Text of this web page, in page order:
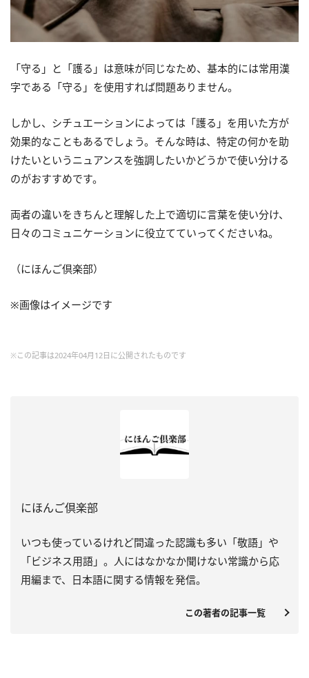
「守る」と「護る」は意味が同じなため、基本的には常用漢
字である「守る」を使用すれば問題ありません。
しかし、シチュエーションによっては「護る」を用いた方が
効果的なこともあるでしょう。そんな時は、特定の何かを助
けたいというニュアンスを強調したいかどうかで使い分ける
のがおすすめです。
両者の違いをきちんと理解した上で適切に言葉を使い分け、
日々のコミュニケーションに役立てていってくださいね。
（にほんご倶楽部）
※画像はイメージです
※この記事は2024年04月12日に公開されたものです
にほんご倶楽部
いつも使っているけれど間違った認識も多い「敬語」や
「ビジネス用語」。人にはなかなか聞けない常識から応
用編まで、日本語に関する情報を発信。
この著者の記事一覧